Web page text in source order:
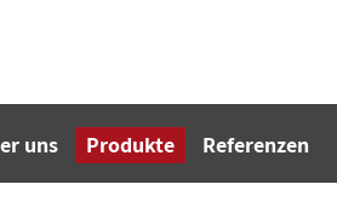
uns Produkte Referenzen